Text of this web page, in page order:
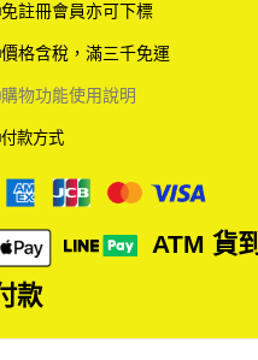
註冊會員亦可下標
格含稅，滿三千免運
購物功能使用說明
付款方式
ATM 貨到
款